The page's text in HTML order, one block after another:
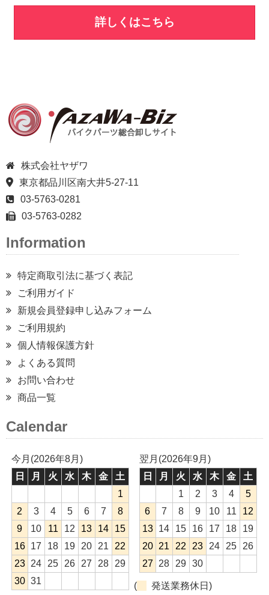
詳しくはこちら
株式会社ヤザワ
東京都品川区南大井5-27-11
03-5763-0281
03-5763-0282
Information
特定商取引法に基づく表記
ご利用ガイド
新規会員登録申し込みフォーム
ご利用規約
個人情報保護方針
よくある質問
お問い合わせ
商品一覧
Calendar
今月(2026年8月)
日
月 火 水 木 金
土
1
2
3 4 5 6 7
8
9
10 11 12 13 14
15
16
17 18 19 20 21
22
23
24 25 26 27 28
29
30 31
翌月(2026年9月)
日
月 火 水 木 金
土
1
2 3 4
5
6
7 8 9 10 11
12
13
14 15 16 17 18
19
20
21 22 23 24 25
26
27
28 29 30
( 発送業務休日)